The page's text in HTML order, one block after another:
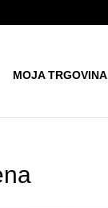
MOJA TRGOVINA